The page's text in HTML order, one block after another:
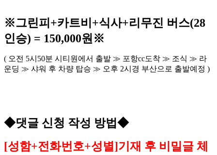
※그린피 +카트비 +식사+리무진 버스(28
인승) = 150,000원※
( 오전 5시 50분 시티원에서 출발 ≫ 포항cc도착 ≫ 조식 ≫ 라
운딩 ≫ 샤워 후 차량 탑승 ≫ 오후 2시경 부산으로 출발예정 )
◆댓글 신청 작성 방법◆
[성함+전화번호+성별]기재 후 비밀글 체